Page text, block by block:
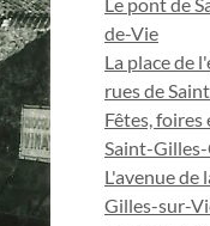
de-Vie
La place de
rues de
Fêtes, foires
Saint-
L'avenue de
Gilles-sur-